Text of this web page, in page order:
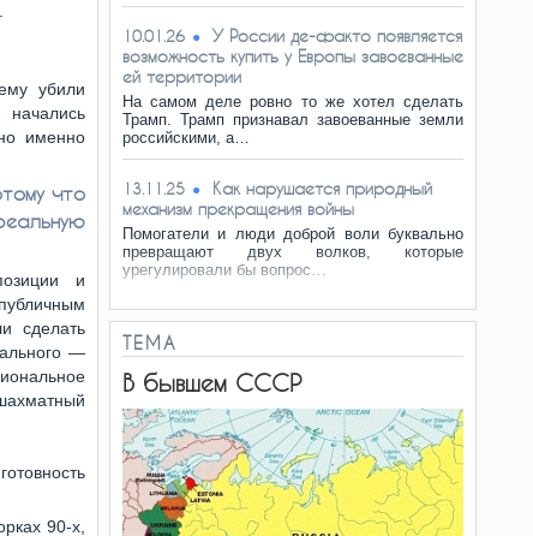
убили
именно
что
и
сделать
—
90-х,
10.01.26
У России де-факто появляется
возможность купить у Европы завоеванные
ей территории
На самом деле ровно то же хотел сделать
Трамп. Трамп признавал завоеванные земли
российскими, а…
13.11.25
Как нарушается природный
механизм прекращения войны
Помогатели и люди доброй воли буквально
превращают двух волков, которые
урегулировали бы вопрос…
ТЕМА
В бывшем СССР